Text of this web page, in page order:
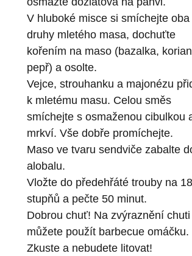
V hluboké misce si smíchejte oba
druhy mletého masa, dochuťte
kořením na maso (bazalka,
pepř) a osolte.
Vejce, strouhanku a majonézu
k mletému masu. Celou směs
smíchejte s osmaženou cibulkou
mrkví. Vše dobře promíchejte.
Maso ve tvaru sendviče zabalte
alobalu.
Vložte do předehřáté trouby na
stupňů a pečte 50 minut.
Dobrou chuť! Na zvýraznění chuti
můžete použít barbecue omáčku.
Zkuste a nebudete litovat!